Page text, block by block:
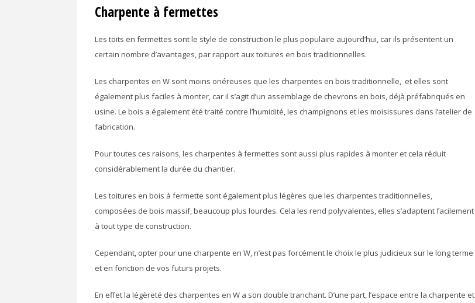
Charpente à fermettes
Les toits en fermettes sont le style de construction le plus populaire aujourd’hui, car ils présentent un
certain nombre d’avantages, par rapport aux toitures en bois traditionnelles.
Les charpentes en W sont moins onéreuses que les charpentes en bois traditionnelle, et elles sont
également plus faciles à monter, car il s’agit d’un assemblage de chevrons en bois, déjà préfabriqués en
usine. Le bois a également été traité contre l’humidité, les champignons et les moisissures dans l’atelier de
fabrication.
Pour toutes ces raisons, les charpentes à fermettes sont aussi plus rapides à monter et cela réduit
considérablement la durée du chantier.
Les toitures en bois à fermette sont également plus légères que les charpentes traditionnelles,
composées de bois massif, beaucoup plus lourdes. Cela les rend polyvalentes, elles s’adaptent facilement
à tout type de construction.
Cependant, opter pour une charpente en W, n’est pas forcément le choix le plus judicieux sur le long terme
et en fonction de vos futurs projets.
En effet la légèreté des charpentes en W a son double tranchant. D’une part, l’espace entre la charpente et